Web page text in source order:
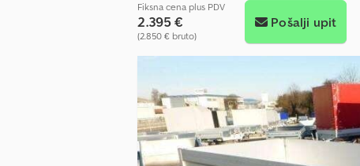
Fiksna cena plus PDV
2.395 €
(2.850 € bruto)
Pošalji upit